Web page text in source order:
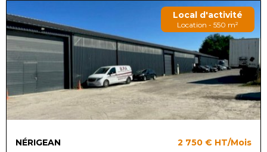
Local d'activité
Location - 550 m²
NÉRIGEAN 2 750 € HT/Mois